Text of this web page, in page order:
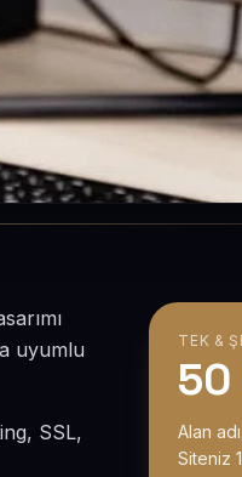
uyumlu
SSL,
TEK &
50
Alan
Siteniz